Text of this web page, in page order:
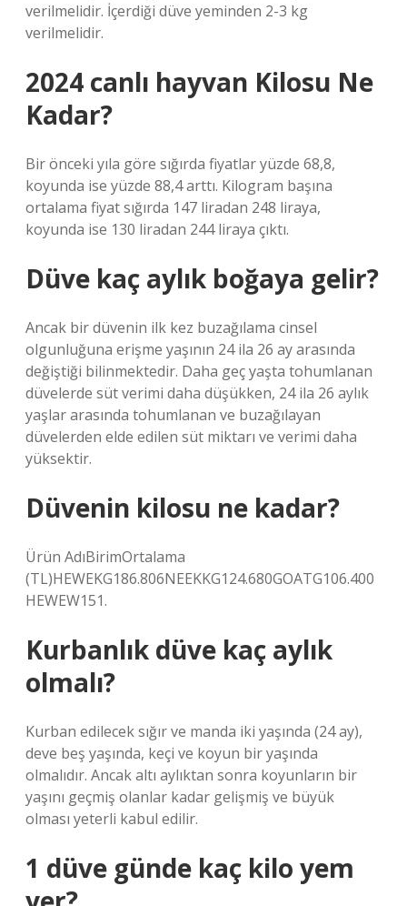
verilmelidir. İçerdiği düve yeminden 2-3 kg
verilmelidir.
2024 canlı hayvan Kilosu Ne
Kadar?
Bir önceki yıla göre sığırda fiyatlar yüzde 68,8,
koyunda ise yüzde 88,4 arttı. Kilogram başına
ortalama fiyat sığırda 147 liradan 248 liraya,
koyunda ise 130 liradan 244 liraya çıktı.
Düve kaç aylık boğaya gelir?
Ancak bir düvenin ilk kez buzağılama cinsel
olgunluğuna erişme yaşının 24 ila 26 ay arasında
değiştiği bilinmektedir. Daha geç yaşta tohumlanan
düvelerde süt verimi daha düşükken, 24 ila 26 aylık
yaşlar arasında tohumlanan ve buzağılayan
düvelerden elde edilen süt miktarı ve verimi daha
yüksektir.
Düvenin kilosu ne kadar?
Ürün AdıBirimOrtalama
(TL)HEWEKG186.806NEEKKG124.680GOATG106.400
HEWEW151.
Kurbanlık düve kaç aylık
olmalı?
Kurban edilecek sığır ve manda iki yaşında (24 ay),
deve beş yaşında, keçi ve koyun bir yaşında
olmalıdır. Ancak altı aylıktan sonra koyunların bir
yaşını geçmiş olanlar kadar gelişmiş ve büyük
olması yeterli kabul edilir.
1 düve günde kaç kilo yem